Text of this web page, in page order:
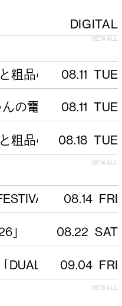
DIGITAL
VIEW ALL
08 11 TUE
粗品の電電電話」
08 11 TUE
んの電電電波♪」テ
08 18 TUE
粗品の電電電話」
VIEW ALL
08 14 FRI
2026 in
08 22 SAT
」
09 04 FRI
DUAL DINER」追
VIEW ALL